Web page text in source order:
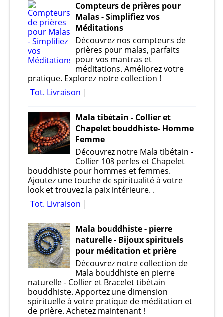
Compteurs de prières pour
Malas - Simplifiez vos
Méditations
Découvrez nos compteurs de
prières pour malas, parfaits
pour vos mantras et
méditations. Améliorez votre
pratique. Explorez notre collection !
Tot. Livraison
Mala tibétain - Collier et
Chapelet bouddhiste- Homme
Femme
Découvrez notre Mala tibétain -
Collier 108 perles et Chapelet
bouddhiste pour hommes et femmes.
Ajoutez une touche de spiritualité à votre
look et trouvez la paix intérieure. .
Tot. Livraison
Mala bouddhiste - pierre
naturelle - Bijoux spirituels
pour méditation et prière
Découvrez notre collection de
Mala bouddhiste en pierre
naturelle - Collier et Bracelet tibétain
bouddhiste. Apportez une dimension
spirituelle à votre pratique de méditation et
de prière. Achetez maintenant !